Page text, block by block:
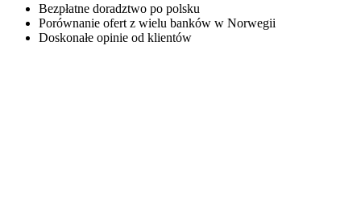
Bezpłatne doradztwo po polsku
Porównanie ofert z wielu banków w Norwegii
Doskonałe opinie od klientów